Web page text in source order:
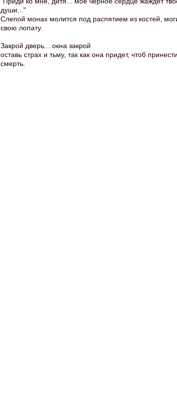
души..."
Слепой монах молится под распятием из костей,
свою лопату.
Закрой дверь... окна закрой
оставь страх и тьму, так как она придет, чтоб
смерть.